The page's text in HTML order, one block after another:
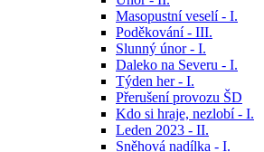
Masopustní veselí - I.
Poděkování - III.
Slunný únor - I.
Daleko na Severu - I.
Týden her - I.
Přerušení provozu ŠD
Kdo si hraje, nezlobí - I.
Leden 2023 - II.
Sněhová nadílka - I.